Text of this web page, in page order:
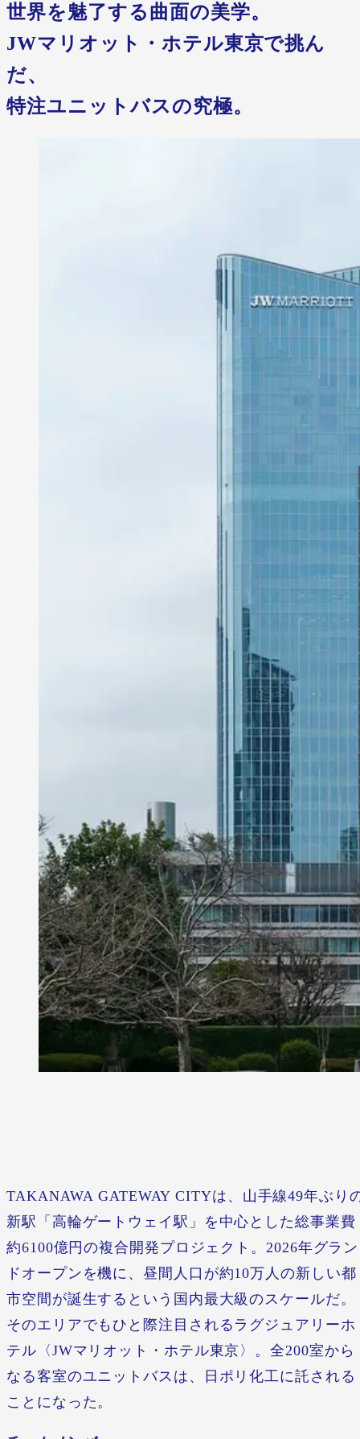
世界を魅了する曲面の美学。
JWマリオット・ホテル東京で挑ん
だ、
特注ユニットバスの究極。
TAKANAWA GATEWAY CITYは、山手線49年ぶり
新駅「高輪ゲートウェイ駅」を中心とした総事業費
約6100億円の複合開発プロジェクト。2026年グラン
ドオープンを機に、昼間人口が約10万人の新しい都
市空間が誕生するという国内最大級のスケールだ。
そのエリアでもひと際注目されるラグジュアリーホ
テル〈JWマリオット・ホテル東京〉。全200室から
なる客室のユニットバスは、日ポリ化工に託される
ことになった。